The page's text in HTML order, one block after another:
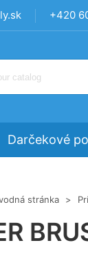
+420
Darčekové
stránka >